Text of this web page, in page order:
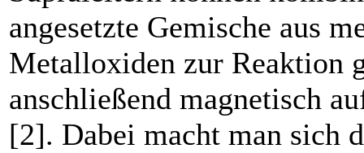
angesetzte Gemische aus
Metalloxiden zur Reaktion
anschließend magnetisch
[2]. Dabei macht man sich